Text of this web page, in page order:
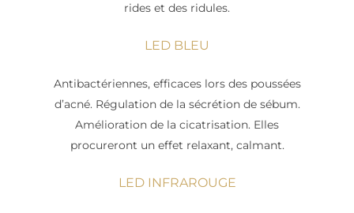
rides et des ridules.
LED BLEU
Antibactériennes, efficaces lors des poussées
d’acné. Régulation de la sécrétion de sébum.
Amélioration de la cicatrisation. Elles
procureront un effet relaxant, calmant.
LED INFRAROUGE